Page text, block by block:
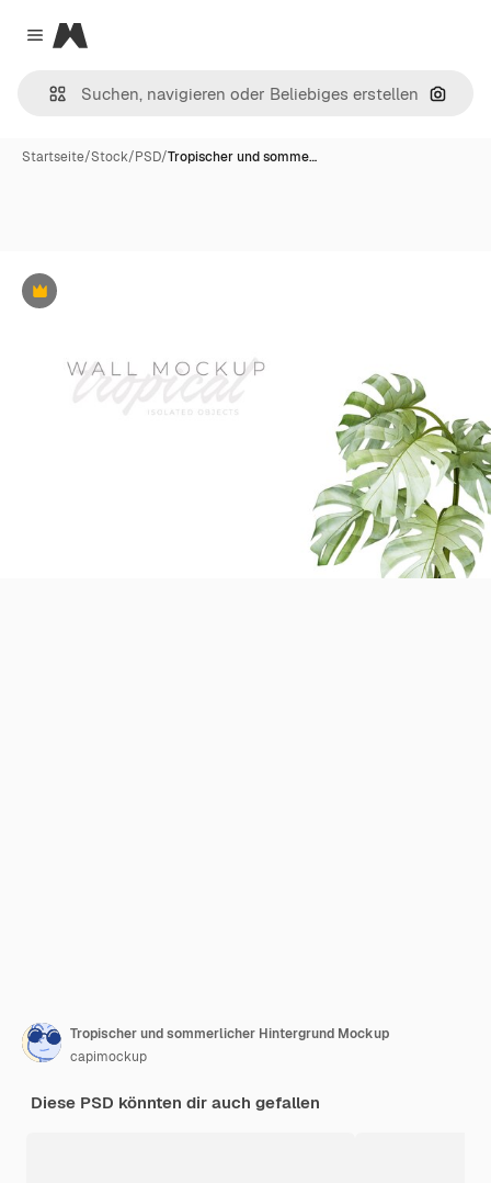
Close menu
Magnific
Nach
Startseite/Stock/PSD/Tropischer und somme…
Premium
Tropischer und sommerlicher Hintergrund Mockup
capimockup
Diese PSD könnten dir auch gefallen